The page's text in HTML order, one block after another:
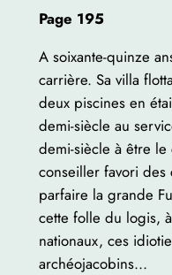
Page 195
A soixante-quinze
carrière. Sa villa
deux piscines en
demi-siècle au
demi-siècle à être
conseiller favori des
parfaire la grande
cette folle du logis,
nationaux, ces
archéojacobins…